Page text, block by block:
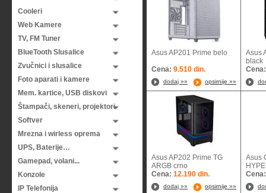
Cooleri
Web Kamere
TV, FM Tuner
BlueTooth Slusalice
Zvučnici i slusalice
Foto aparati i kamere
Mem. kartice, USB diskovi
Štampači, skeneri, projektori
Softver
Mrezna i wirless oprema
UPS, Baterije…
Gamepad, volani...
Konzole
IP Telefonija
Asus AP201 Prime belo
Cena: 9.510 din.
dodaj »» opsirnije »»
Asus
Asus AP202 Prime TG
ARGB crno
Cena: 12.190 din.
dodaj »» opsirnije »»
Asus